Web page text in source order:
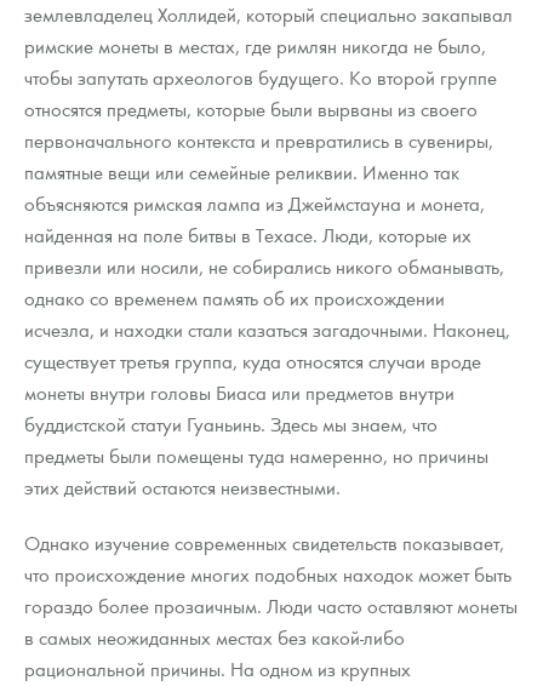
землевладелец Холлидей, который специально закапывал
римские монеты в местах, где римлян никогда не было,
чтобы запутать археологов будущего. Ко второй группе
относятся предметы, которые были вырваны из своего
первоначального контекста и превратились в сувениры,
памятные вещи или семейные реликвии. Именно так
объясняются римская лампа из Джеймстауна и монета,
найденная на поле битвы в Техасе. Люди, которые их
привезли или носили, не собирались никого обманывать,
однако со временем память об их происхождении
исчезла, и находки стали казаться загадочными. Наконец,
существует третья группа, куда относятся случаи вроде
монеты внутри головы Биаса или предметов внутри
буддистской статуи Гуаньинь. Здесь мы знаем, что
предметы были помещены туда намеренно, но причины
этих действий остаются неизвестными.
Однако изучение современных свидетельств показывает,
что происхождение многих подобных находок может быть
гораздо более прозаичным. Люди часто оставляют монеты
в самых неожиданных местах без какой-либо
рациональной причины. На одном из крупных